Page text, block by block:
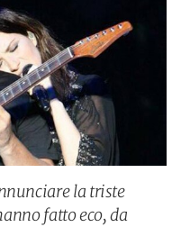
la triste
fatto eco, da